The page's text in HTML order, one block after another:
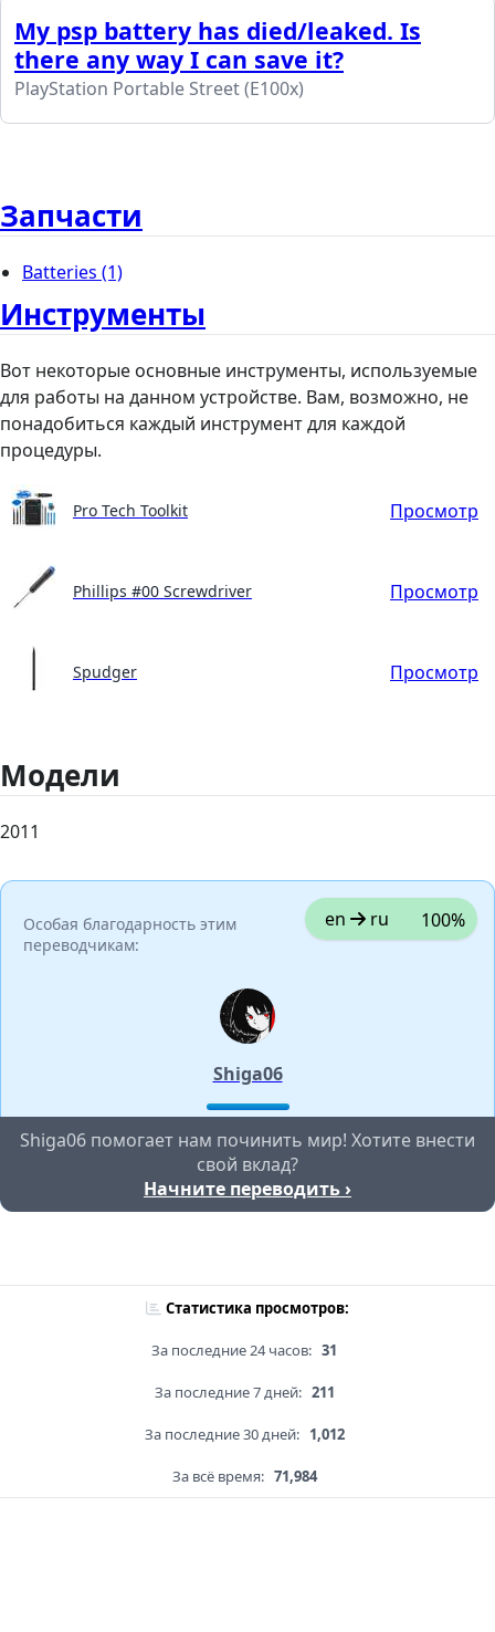
My psp battery has died/leaked. Is
there any way I can save it?
PlayStation Portable Street (E100x)
Запчасти
Batteries (1)
Инструменты
Вот некоторые основные инструменты, используемые
для работы на данном устройстве. Вам, возможно, не
понадобиться каждый инструмент для каждой
процедуры.
Pro Tech Toolkit Просмотр
Phillips #00 Screwdriver Просмотр
Spudger Просмотр
Модели
2011
Особая благодарность этим
переводчикам:
en ru 100%
Shiga06
Shiga06 помогает нам починить мир! Хотите внести
свой вклад?
Начните переводить ›
Статистика просмотров:
За последние 24 часов: 31
За последние 7 дней: 211
За последние 30 дней: 1,012
За всё время: 71,984